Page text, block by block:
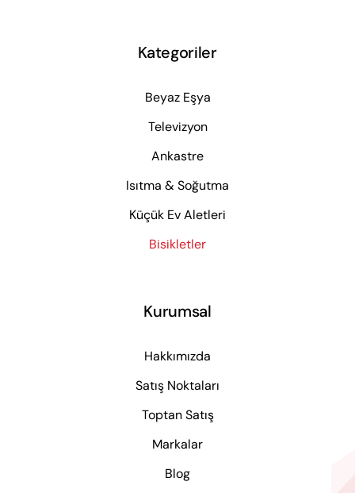
Kategoriler
Beyaz Eşya
Televizyon
Ankastre
Isıtma & Soğutma
Küçük Ev Aletleri
Bisikletler
Kurumsal
Hakkımızda
Satış Noktaları
Toptan Satış
Markalar
Blog